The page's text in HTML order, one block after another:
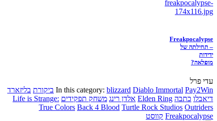
Freakpocalypse
– תחילתה של
ידידות
מופלאה?
עדי פרל
In this category: blizzard Diablo Immortal Pay2Win ביקורת בליזארד
דיאבלו כתבה Elden Ring אלדן רינג משחק תפקידים Life is Strange:
True Colors Back 4 Blood Turtle Rock Studios Outriders
Freakpocalypse קווסט